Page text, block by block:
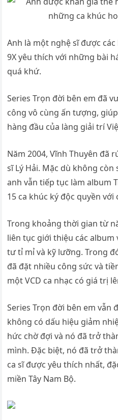
Anh là một nghệ sĩ được
9X yêu thích với những bài
quá khứ.
Series Trọn đời bên em đã
công vô cùng ấn tượng,
hàng đầu của làng giải trí
Năm 2004, Vĩnh Thuyên đã
sĩ Lý Hải. Mặc dù không
anh vẫn tiếp tục làm album
15 ca khúc ký độc quyền với
Trong khoảng thời gian từ
liên tục giới thiệu các album
tư tỉ mỉ và kỹ lưỡng. Trong
đã đặt nhiều công sức và
một VCD ca nhạc có giá trị
Series Trọn đời bên em vẫn
không có dấu hiệu giảm
hức chờ đợi và nó đã trở
mình. Đặc biệt, nó đã trở
ca sĩ được yêu thích nhất,
miền Tây Nam Bộ.